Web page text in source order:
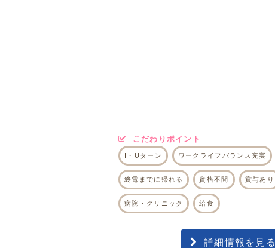
こだわりポイント
I・Uターン ワークライフバランス充実
終電までに帰れる 資格不問 賞与あり
病院・クリニック 給食
詳細情報を見る